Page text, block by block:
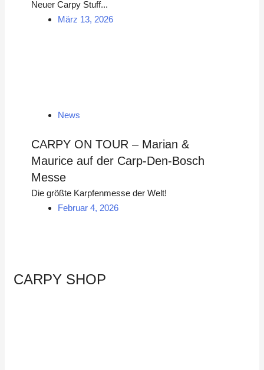
Neuer Carpy Stuff...
März 13, 2026
News
CARPY ON TOUR – Marian &
Maurice auf der Carp-Den-Bosch
Messe
Die größte Karpfenmesse der Welt!
Februar 4, 2026
CARPY SHOP